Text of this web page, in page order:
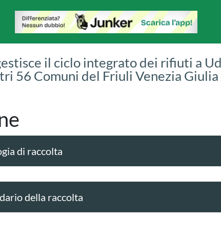
il ciclo integrato dei rifiuti a
56 Comuni del Friuli Venezia Giulia
di raccolta
della raccolta